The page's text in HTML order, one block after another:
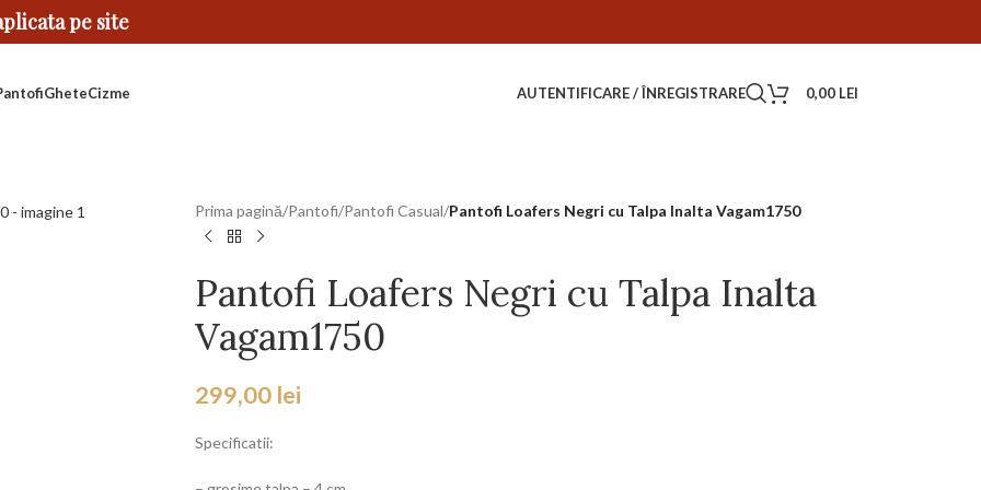
pe site
GheteCizme AUTENTIFICARE / ÎNREGISTRARE 0,00 LEI
Prima pagină/Pantofi/Pantofi Casual/Pantofi Loafers Negri cu Talpa Inalta Vagam1750
Pantofi Loafers Negri cu Talpa Inalta
Vagam1750
299,00 lei
Specificatii: